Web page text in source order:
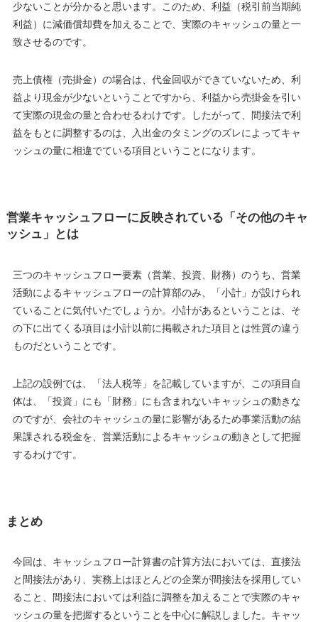
少ないことが分かると思います。このため、利益（税引前当期純
利益）に減価償却費を加えることで、実際のキャッシュの量と一
致させるのです。
売上債権（売掛金）の場合は、代金回収ができていないため、利
益より現金が少ないということですから、利益から売掛金を引い
て実際の現金の量と合わせるわけです。したがって、間接法で利
益をもとに調整するのは、入出金のタミングのズレによってキャ
ッシュの量に相違でている項目ということになります。
営業キャッシュフローに反映されている「その他のキャ
ッシュ」とは
三つのキャッシュフロー要素（営業、投資、財務）のうち、営業
活動によるキャッシュフローの計算部のみ、「小計」が設けられ
ていることに気付いたでしょうか。小計があるということは、そ
の下に出てくる項目は小計以前に掲載された項目とは性質の違う
ものだということです。
上記の設例では、「法人税等」を記載していますが、この項目自
体は、「投資」にも「財務」にも含まれないキャッシュの動きな
のですが、会社のキャッシュの量に影響があるため事業活動の結
果課される税金を、営業活動によるキャッシュの動きとして把握
するわけです。
まとめ
今回は、キャッシュフロー計算書の計算方法においては、直接法
と間接法があり、実務上はほとんどの企業が間接法を採用してい
ること、間接法においては利益に調整を加えることで実際のキャ
ッシュの量を把握するということを中心に解説しました。キャッ